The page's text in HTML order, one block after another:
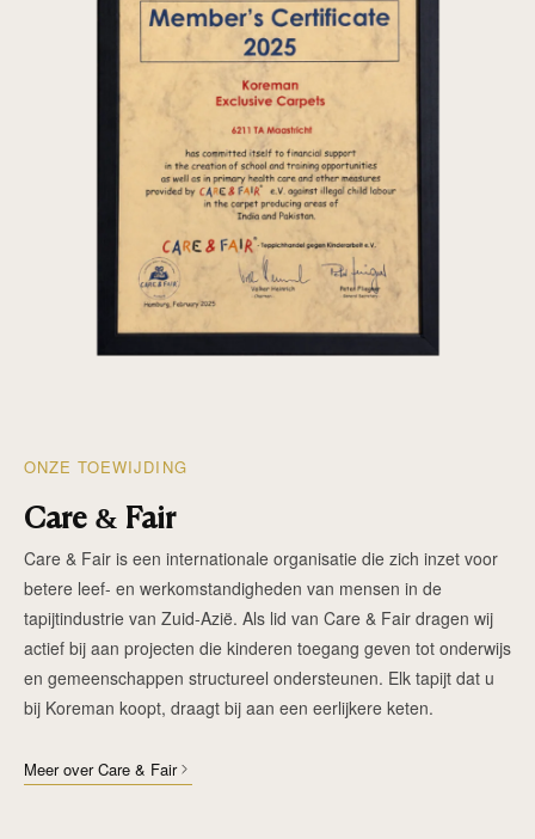
ONZE TOEWIJDING
Care & Fair
Care & Fair is een internationale organisatie die zich inzet voor
betere leef- en werkomstandigheden van mensen in de
tapijtindustrie van Zuid-Azië. Als lid van Care & Fair dragen wij
actief bij aan projecten die kinderen toegang geven tot onderwijs
en gemeenschappen structureel ondersteunen. Elk tapijt dat u
bij Koreman koopt, draagt bij aan een eerlijkere keten.
Meer over Care & Fair